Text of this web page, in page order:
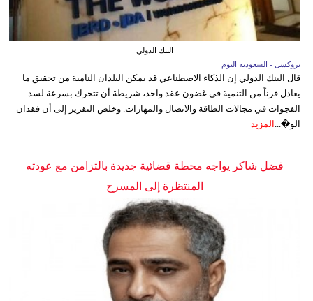
البنك الدولي
بروكسل - السعوديه اليوم
قال البنك الدولي إن الذكاء الاصطناعي قد يمكن البلدان النامية من تحقيق ما
يعادل قرناً من التنمية في غضون عقد واحد، شريطة أن تتحرك بسرعة لسد
الفجوات في مجالات الطاقة والاتصال والمهارات. وخلص التقرير إلى أن فقدان
الو�... المزيد
فضل شاكر يواجه محطة قضائية جديدة بالتزامن مع عودته
المنتظرة إلى المسرح